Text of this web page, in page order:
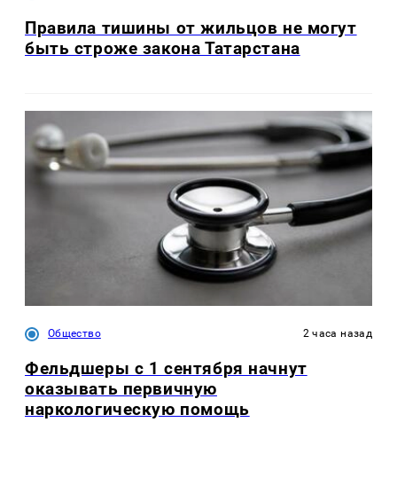
Правила тишины от жильцов не могут
быть строже закона Татарстана
Общество 2 часа назад
Фельдшеры с 1 сентября начнут
оказывать первичную
наркологическую помощь